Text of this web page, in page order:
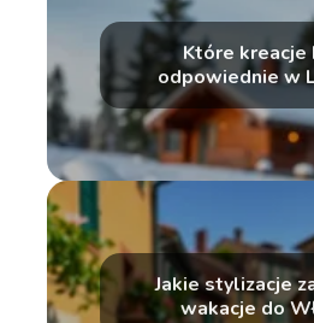
Które kreacje
odpowiednie w
Jakie stylizacje
wakacje do